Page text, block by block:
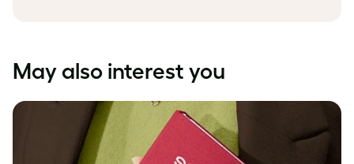
May also interest you